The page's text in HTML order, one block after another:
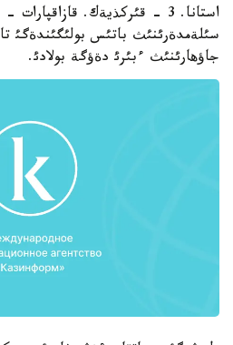
استانا. 3 - قئركذيةك.
سئلةمدةرئنئث باتئس بولئگئندةگئ
جاؤهارئنئث ءبئرئ دةؤگة بولادئ.